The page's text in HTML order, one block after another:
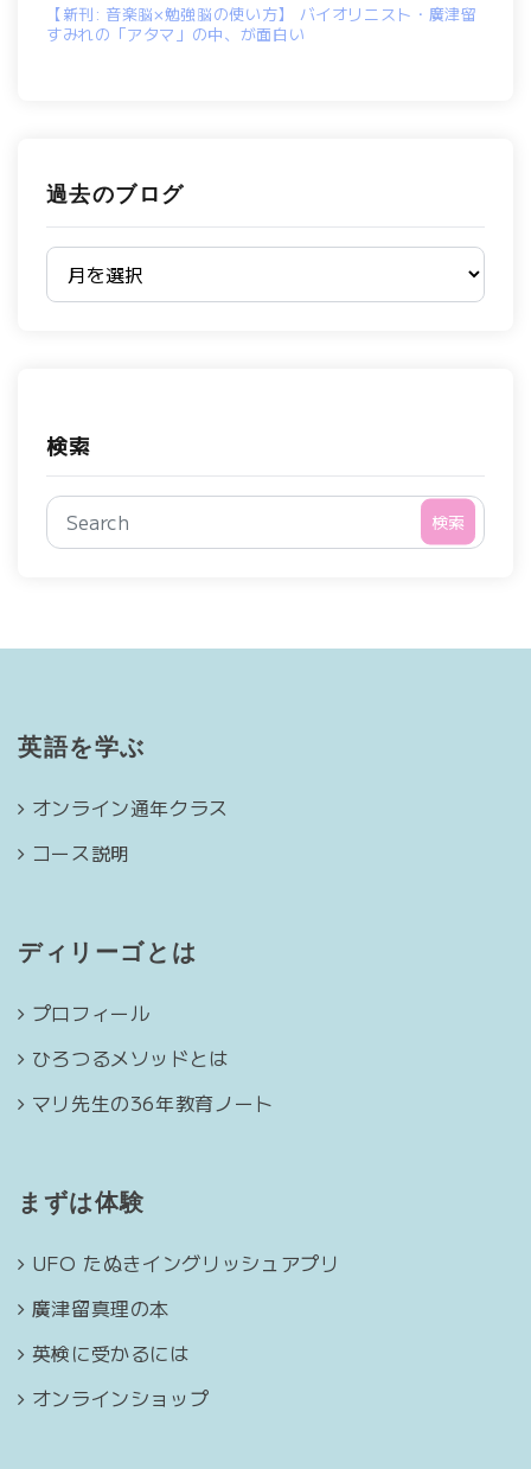
【新刊: 音楽脳×勉強脳の使い方】 バイオリニスト・廣津留
すみれの「アタマ」の中、が面白い
過去のブログ
過去のブログ
検索
検索
英語を学ぶ
オンライン通年クラス
コース説明
ディリーゴとは
プロフィール
ひろつるメソッドとは
マリ先生の36年教育ノート
まずは体験
UFO たぬきイングリッシュアプリ
廣津留真理の本
英検に受かるには
オンラインショップ